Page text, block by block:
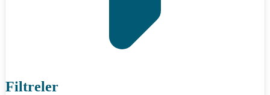
Filtreler